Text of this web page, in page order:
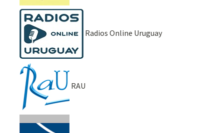
Radios Online Uruguay
RAU